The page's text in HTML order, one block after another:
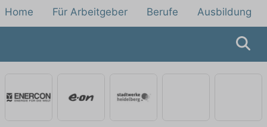
Home Für Arbeitgeber Berufe Ausbildung